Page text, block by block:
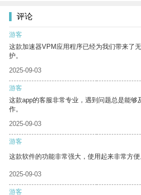
评论
游客
这款加速器VPM应用程序已经为我们带来了
护。
2025-09-03
游客
这款app的客服非常专业，遇到问题总是能够
作。
2025-09-03
游客
这款软件的功能非常强大，使用起来非常方便
2025-09-03
游客